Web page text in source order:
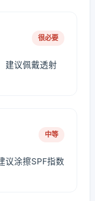
很必要
建议佩戴透射
中等
议涂擦SPF指数